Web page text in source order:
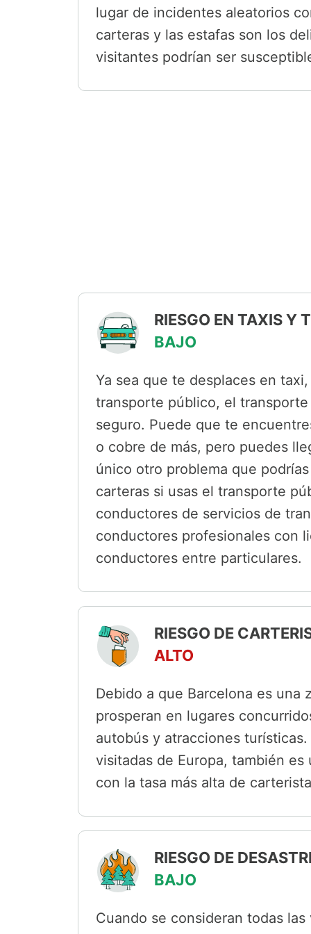
lugar de incidentes aleatorios
carteras y las estafas son los
visitantes podrían ser
RIESGO EN TAXIS Y
BAJO
Ya sea que te desplaces en
transporte público, el
seguro. Puede que te
o cobre de más, pero puedes
único otro problema que
carteras si usas el transporte
conductores de servicios de
conductores profesionales con
conductores entre particulares.
RIESGO DE
ALTO
Debido a que Barcelona es una
prosperan en lugares
autobús y atracciones
visitadas de Europa, también
con la tasa más alta de
RIESGO DE
BAJO
Cuando se consideran todas